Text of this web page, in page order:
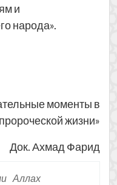
и
народа».
моменты в
пророческой жизни»
Док. Ахмад Фарид
Аллах